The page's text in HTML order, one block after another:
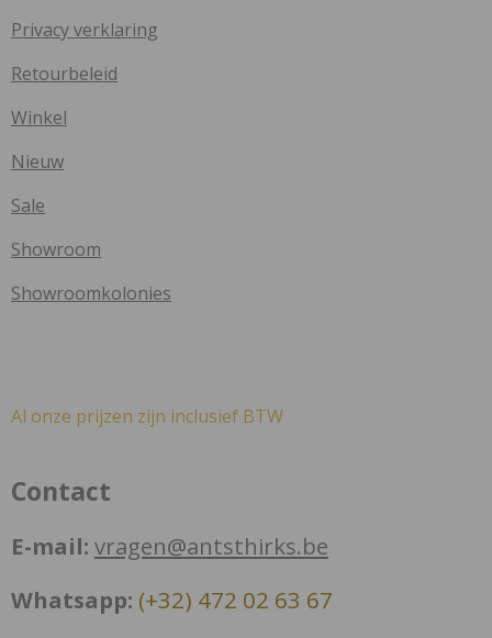
Privacy verklaring
Retourbeleid
Winkel
Nieuw
Sale
Showroom
Showroomkolonies
Al onze prijzen zijn inclusief BTW
Contact
E-mail: vragen@antsthirks.be
Whatsapp: (+32) 472 02 63 67